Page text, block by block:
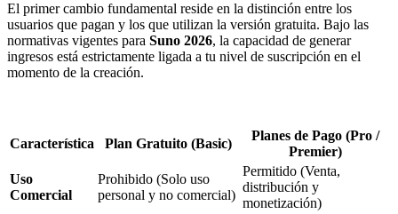
El primer cambio fundamental reside en la distinción entre los
usuarios que pagan y los que utilizan la versión gratuita. Bajo las
normativas vigentes para Suno 2026, la capacidad de generar
ingresos está estrictamente ligada a tu nivel de suscripción en el
momento de la creación.
Característica Plan Gratuito (Basic)
Planes de Pago (Pro /
Premier)
Uso
Comercial
Prohibido (Solo uso
personal y no comercial)
Permitido (Venta,
distribución y
monetización)